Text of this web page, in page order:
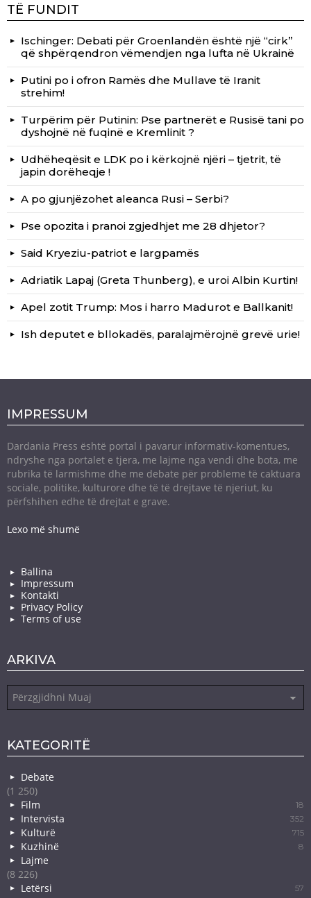
TË FUNDIT
Ischinger: Debati për Groenlandën është një “cirk”
që shpërqendron vëmendjen nga lufta në Ukrainë
Putini po i ofron Ramës dhe Mullave të Iranit
strehim!
Turpërim për Putinin: Pse partnerët e Rusisë tani po
dyshojnë në fuqinë e Kremlinit ?
Udhëheqësit e LDK po i kërkojnë njëri – tjetrit, të
japin dorëheqje !
A po gjunjëzohet aleanca Rusi – Serbi?
Pse opozita i pranoi zgjedhjet me 28 dhjetor?
Said Kryeziu-patriot e largpamës
Adriatik Lapaj (Greta Thunberg), e uroi Albin Kurtin!
Apel zotit Trump: Mos i harro Madurot e Ballkanit!
Ish deputet e bllokadës, paralajmërojnë grevë urie!
IMPRESSUM
Dardania Press është portal i pavarur informativ-komentues,
ndryshe nga portalet e tjera, me lajme nga vendi dhe bota, me
rubrika të larmishme dhe me debate për probleme të caktuara
sociale, politike, kulturore dhe të të drejtave të njeriut, ku
përfshihen edhe të drejtat e grave.
Lexo më shumë
Ballina
Impressum
Kontakti
Privacy Policy
Terms of use
ARKIVA
KATEGORITË
Debate
(1 250)
Film
18
Intervista 352
Kulturë 715
Kuzhinë 8
Lajme
(8 226)
Letërsi
57